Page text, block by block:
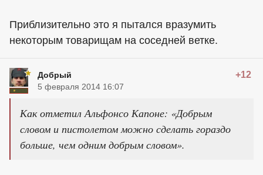
Приблизительно это я пытался вразумить
некоторым товарищам на соседней ветке.
Добрый +12
5 февраля 2014 16:07
Как отметил Альфонсо Капоне: «Добрым
словом и пистолетом можно сделать гораздо
больше, чем одним добрым словом».